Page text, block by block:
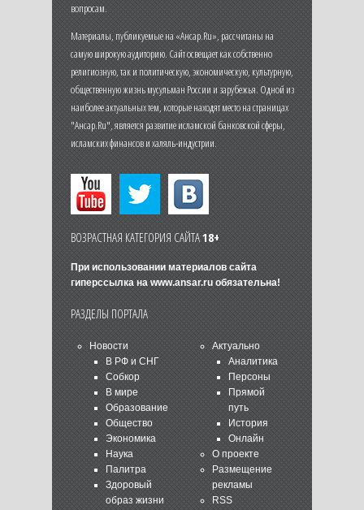
вопросам.
Материалы, публикуемые на «Ансар.Ru», рассчитаны на
самую широкую аудиторию. Сайт освещает как собственно
религиозную, так и политическую, экономическую, культурную,
общественную жизнь мусульман России и зарубежья. Одной из
наиболее актуальных тем, которые находят место на страницах
"Ансар.Ru", является развитие исламской банковской сферы,
исламских финансов и халяль-индустрии.
ВОЗРАСТНАЯ КАТЕГОРИЯ САЙТА18+
При использовании материалов сайта
гиперссылка на www.ansar.ruобязательна!
РАЗДЕЛЫ ПОРТАЛА
Новости
В РФ и СНГ
Собкор
В мире
Образование
Общество
Экономика
Наука
Палитра
Здоровый
образ жизни
Актуально
Аналитика
Персоны
Прямой
путь
История
Онлайн
О проекте
Размещение
рекламы
RSS